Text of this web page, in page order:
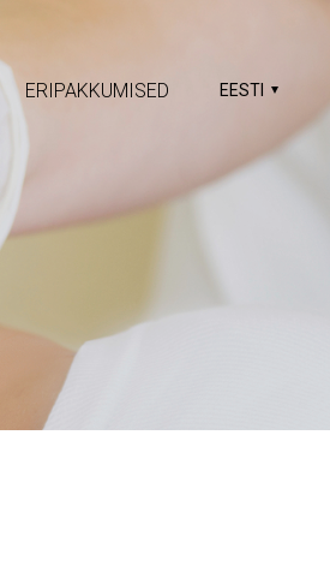
ERIPAKKUMISED EESTI